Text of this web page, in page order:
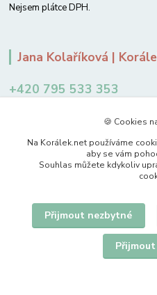
Nejsem plátce DPH.
Jana Kolaříková |
+420 795 533 353
jkolarikova@koralek.net
Upravit
🍪 Cookies
Na Korálek.net používáme
aby se vám
Souhlas můžete kdykoliv
Přijmout nezbytné